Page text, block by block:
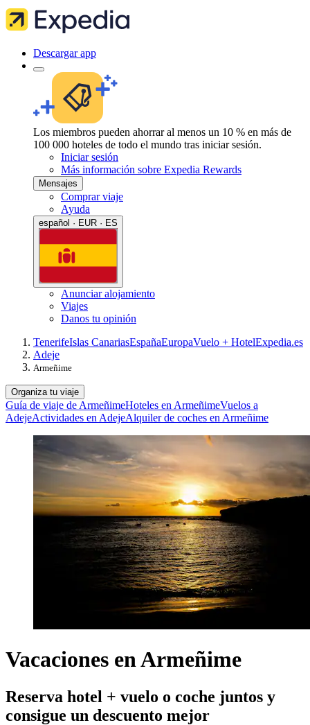
Descargar app
Los miembros pueden ahorrar al menos un 10 % en más de
100 000 hoteles de todo el mundo tras iniciar sesión.
Iniciar sesión
Más información sobre Expedia Rewards
Mensajes
Comprar viaje
Ayuda
español · EUR · ES
Anunciar alojamiento
Viajes
Danos tu opinión
TenerifeIslas CanariasEspañaEuropaVuelo + HotelExpedia.es
Adeje
Armeñime
Organiza tu viaje
Guía de viaje de ArmeñimeHoteles en ArmeñimeVuelos a
AdejeActividades en AdejeAlquiler de coches en Armeñime
Vacaciones en Armeñime
Reserva hotel + vuelo o coche juntos y
consigue un descuento mejor